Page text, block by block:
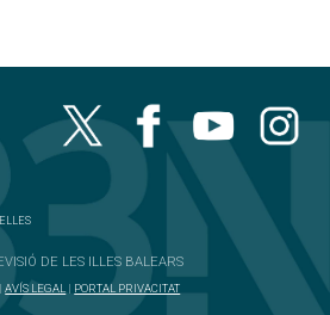
DE LES ILLES BALEARS
|AVÍS LEGAL | PORTAL PRIVACITAT